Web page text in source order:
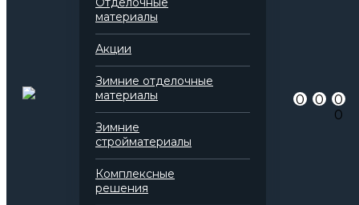
материалы
Акции
Зимние отделочные
материалы
Зимние
стройматериалы
Комплексные
решения
0 0
0
0